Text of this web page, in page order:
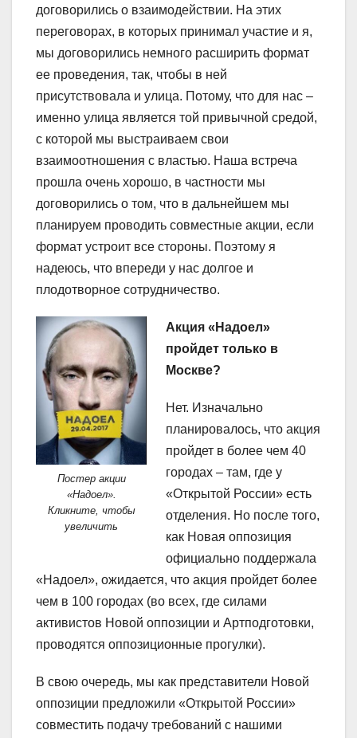
договорились о взаимодействии. На этих
переговорах, в которых принимал участие и я,
мы договорились немного расширить формат
ее проведения, так, чтобы в ней
присутствовала и улица. Потому, что для нас –
именно улица является той привычной средой,
с которой мы выстраиваем свои
взаимоотношения с властью. Наша встреча
прошла очень хорошо, в частности мы
договорились о том, что в дальнейшем мы
планируем проводить совместные акции, если
формат устроит все стороны. Поэтому я
надеюсь, что впереди у нас долгое и
плодотворное сотрудничество.
Постер акции
«Надоел».
Кликните, чтобы
увеличить
Акция «Надоел»
пройдет только в
Москве?
Нет. Изначально
планировалось, что акция
пройдет в более чем 40
городах – там, где у
«Открытой России» есть
отделения. Но после того,
как Новая оппозиция
официально поддержала
«Надоел», ожидается, что акция пройдет более
чем в 100 городах (во всех, где силами
активистов Новой оппозиции и Артподготовки,
проводятся оппозиционные прогулки).
В свою очередь, мы как представители Новой
оппозиции предложили «Открытой России»
совместить подачу требований с нашими